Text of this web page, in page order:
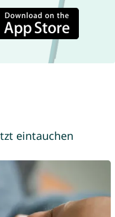
eintauchen